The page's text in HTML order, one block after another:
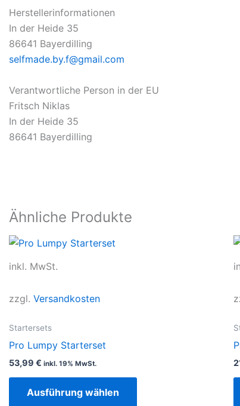
Herstellerinformationen
In der Heide 35
86641 Bayerdilling
selfmade.by.f@gmail.com
Verantwortliche Person in der EU
Fritsch Niklas
In der Heide 35
86641 Bayerdilling
Ähnliche Produkte
inkl. MwSt.
zzgl. Versandkosten
Startersets
Pro Lumpy Starterset
53,99 € inkl. 19% MwSt.
Ausführung wählen
auf